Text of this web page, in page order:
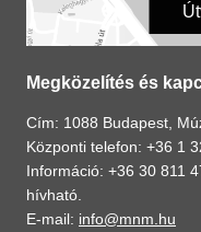
Megközelítés és
Cím: 1088 Budapest,
Központi telefon: +36 1
Információ: +36 30 811
hívható.
E-mail: info@mnm.hu